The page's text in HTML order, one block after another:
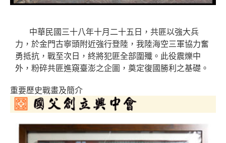
中華民國三十八年十月二十五日，共匪以強大兵
力，於金門古寧頭附近強行登陸，我陸海空三軍協力奮
勇抵抗，戰至次日，終將犯匪全部圍殲。此役震爍中
外，粉碎共匪進窺臺澎之企圖，奠定復國勝利之基礎。
重要歷史戰畫及簡介